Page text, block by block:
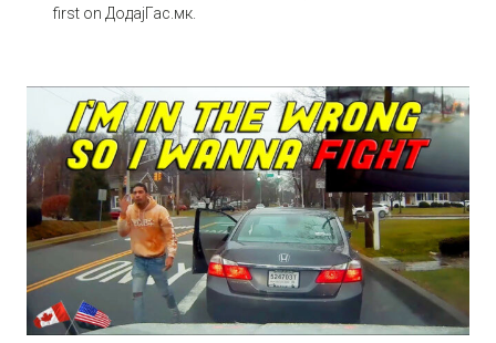
first on ДодајГас.мк.